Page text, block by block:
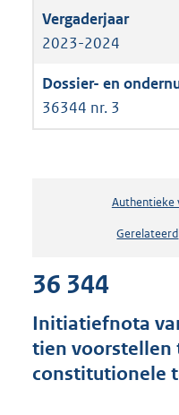
2023-2024
36344 nr. 3
Authentieke
Gerelateerd
36 344
Initiatiefnota
tien voorstellen
constitutionele